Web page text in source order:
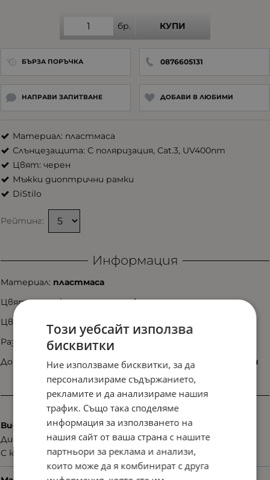
бр. КУПИ
БЪРЗА ПОРЪЧКА 0876605131
НАПРАВИ ЗАПИТВАНЕ ДОБАВИ В ЛЮБИМИ
Материал: пластмаса
Слънцезащита: С поляризация, Cat.3, UV400nm
Цвят: черен
Мъжки диоптрични рамки
DiStilo
Рейтинг:
Информация
Материал: пластмаса
Цвят на рамката:черен; на клип: черен
Цвят на плаките:
няма
Размер:
53/14/140
Допълнителни аксесоари:калъф, рекламни материали
Характеристики
Вид
Диоптрични
С клип
Този уебсайт използва
бисквитки
Ние използваме бисквитки, за да
персонализираме съдържанието,
рекламите и да анализираме нашия
трафик. Също така споделяме
информация за използването на
нашия сайт от ваша страна с нашите
партньори за реклама и анализи,
които може да я комбинират с друга